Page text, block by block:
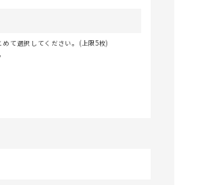
て選択してください。(上限5枚)